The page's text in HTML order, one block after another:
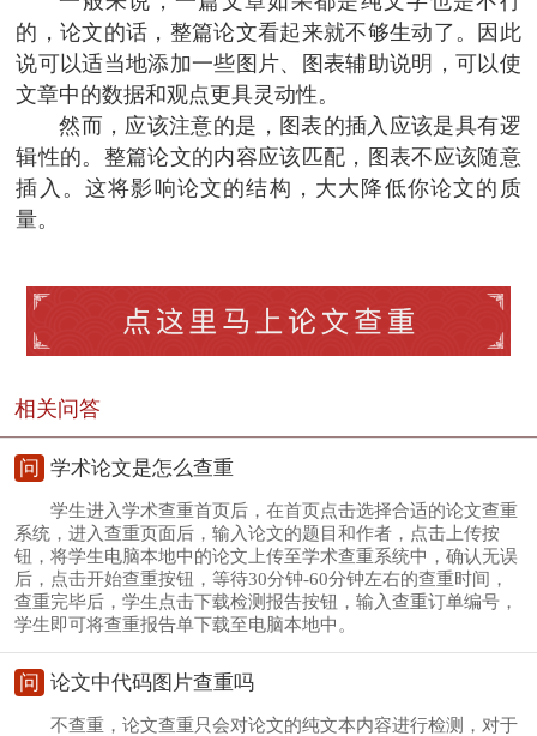
的，论文的话，整篇论文看起来就不够生动了。因此
说可以适当地添加一些图片、图表辅助说明，可以使
文章中的数据和观点更具灵动性。
然而，应该注意的是，图表的插入应该是具有逻
辑性的。整篇论文的内容应该匹配，图表不应该随意
插入。这将影响论文的结构，大大降低你论文的质
量。
相关问答
问 学术论文是怎么查重
学生进入学术查重首页后，在首页点击选择合适的论文查重
系统，进入查重页面后，输入论文的题目和作者，点击上传按
钮，将学生电脑本地中的论文上传至学术查重系统中，确认无误
后，点击开始查重按钮，等待30分钟-60分钟左右的查重时间，
查重完毕后，学生点击下载检测报告按钮，输入查重订单编号，
学生即可将查重报告单下载至电脑本地中。
问 论文中代码图片查重吗
不查重，论文查重只会对论文的纯文本内容进行检测，对于